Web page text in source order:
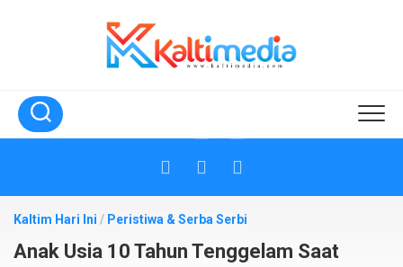
Kaltim Hari Ini / Peristiwa & Serba Serbi
Anak Usia 10 Tahun Tenggelam Saat